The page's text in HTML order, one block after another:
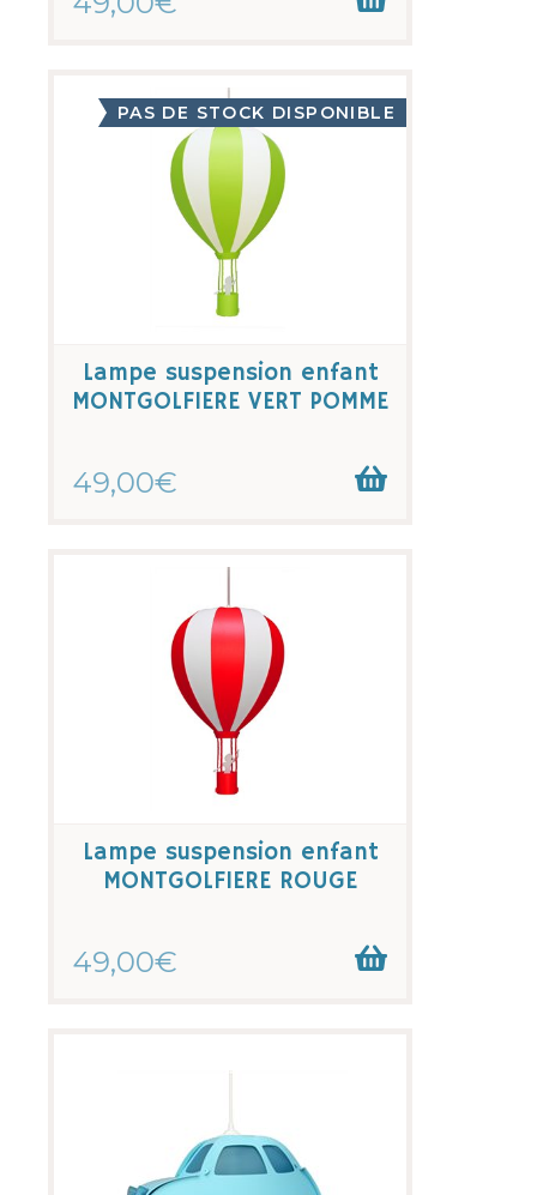
Lampe suspension enfant
MONTGOLFIERE VERT POMME
49,00€
PAS DE STOCK DISPONIBLE
Lampe suspension enfant
MONTGOLFIERE ROUGE
49,00€